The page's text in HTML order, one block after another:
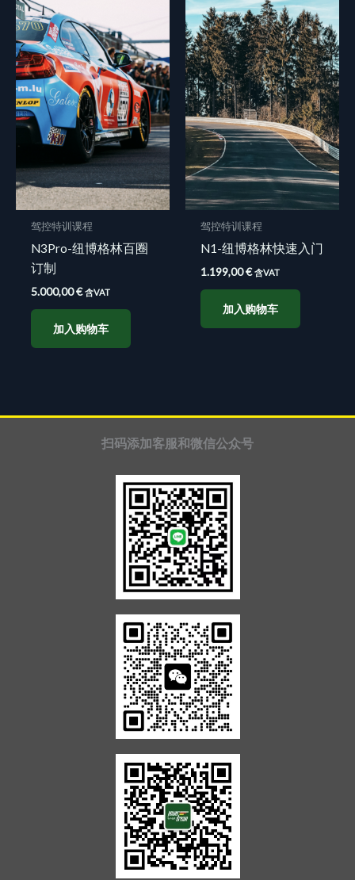
驾控特训课程
N3Pro-纽博格林百圈
订制
5.000,00€ 含VAT
加入购物车
驾控特训课程
N1-纽博格林快速入门
1.199,00€ 含VAT
加入购物车
扫码添加客服和微信公众号